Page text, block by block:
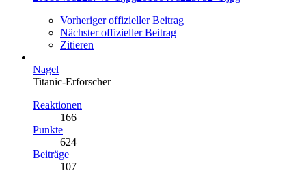
Vorheriger offizieller Beitrag
Nächster offizieller Beitrag
Zitieren
Nagel
Titanic-Erforscher
Reaktionen
166
Punkte
624
Beiträge
107